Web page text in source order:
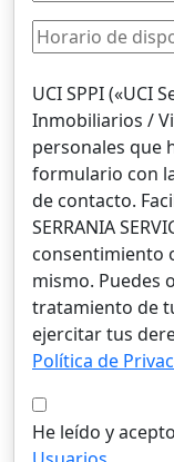
UCI SPPI («UCI
Inmobiliarios /
personales que
formulario con
de contacto.
SERRANIA
consentimiento
mismo. Puedes
tratamiento de
ejercitar tus
Política de
He leído y